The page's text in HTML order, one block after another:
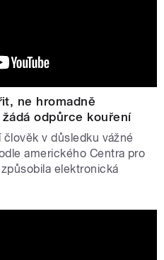
ne hromadně
odpůrce kouření
v důsledku vážné
amerického Centra pro
elektronická